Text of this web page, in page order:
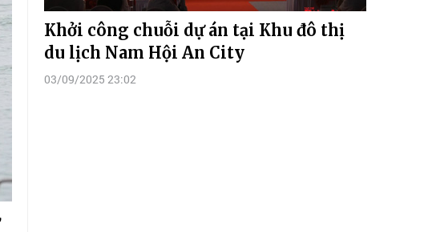
Khởi công chuỗi dự án tại Khu đô thị
du lịch Nam Hội An City
03/09/2025 23:02